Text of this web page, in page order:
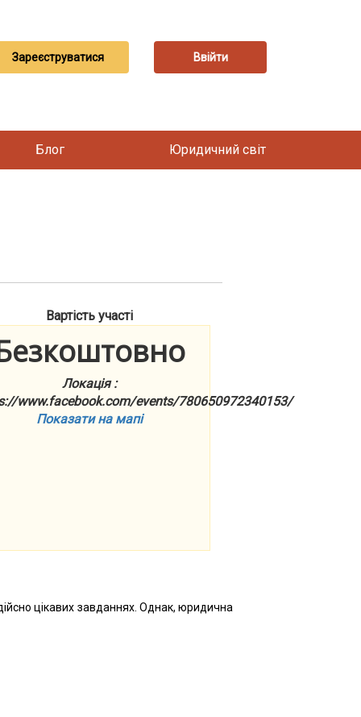
Зареєструватися Ввійти
Блог Юридичний світ
Вартість участі
Локація :
www.facebook.com/events/780650972340153/
Показати на мапі
цікавих завданнях. Однак, юридична